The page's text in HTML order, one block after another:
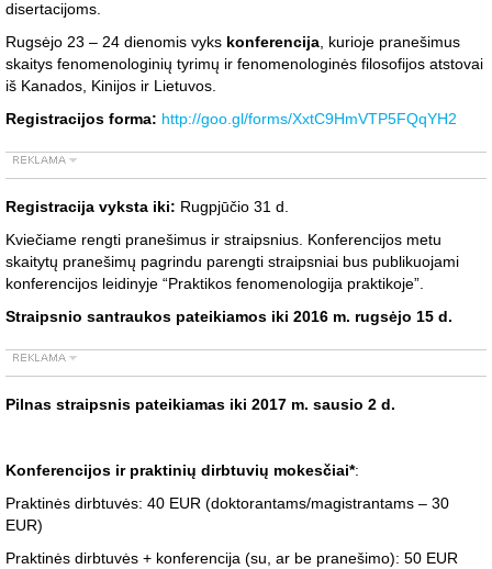
disertacijoms.
Rugsėjo 23 – 24 dienomis vyks konferencija , kurioje pranešimus
skaitys fenomenologinių tyrimų ir fenomenologinės filosofijos atstovai
iš Kanados, Kinijos ir Lietuvos.
Registracijos forma: http://goo.gl/forms/XxtC9HmVTP5FQqYH2
Registracija vyksta iki: Rugpjūčio 31 d.
Kviečiame rengti pranešimus ir straipsnius. Konferencijos metu
skaitytų pranešimų pagrindu parengti straipsniai bus publikuojami
konferencijos leidinyje “Praktikos fenomenologija praktikoje”.
Straipsnio santraukos pateikiamos iki 2016 m. rugsėjo 15 d.
Pilnas straipsnis pateikiamas iki 2017 m. sausio 2 d.
Konferencijos ir praktinių dirbtuvių mokesčiai*:
Praktinės dirbtuvės: 40 EUR (doktorantams/magistrantams – 30
EUR)
Praktinės dirbtuvės + konferencija (su, ar be pranešimo): 50 EUR